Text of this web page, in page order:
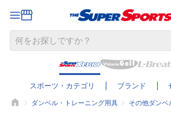
スポーツ・カテゴリ ブランド
ダンベル・トレーニング用具 その他ダン